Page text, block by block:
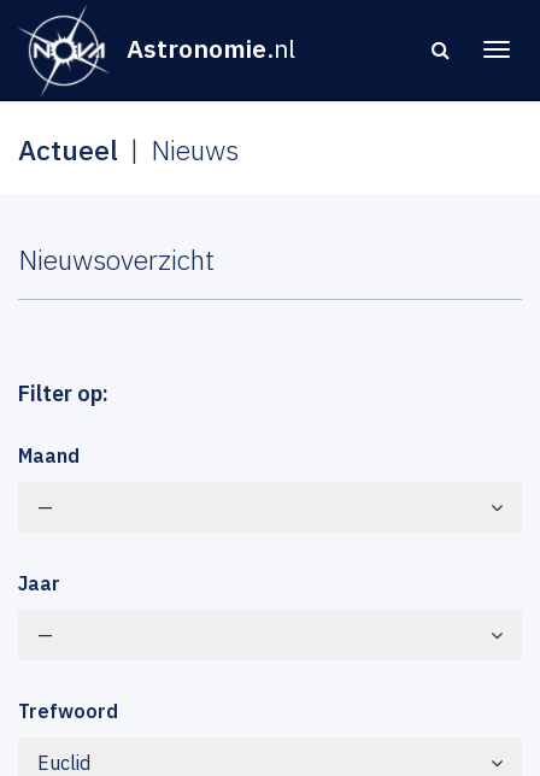
Astronomie.nl
Actueel Nieuws
Nieuwsoverzicht
Filter op:
Maand
—
Jaar
—
Trefwoord
Euclid